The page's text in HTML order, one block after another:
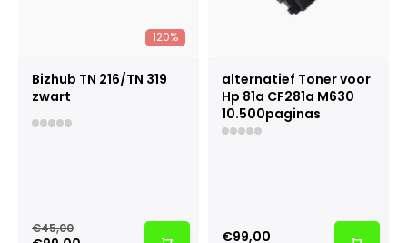
120%
Bizhub TN 216/TN 319
zwart
€45,00
alternatief Toner voor
Hp 81a CF281a M630
10.500paginas
€99,00